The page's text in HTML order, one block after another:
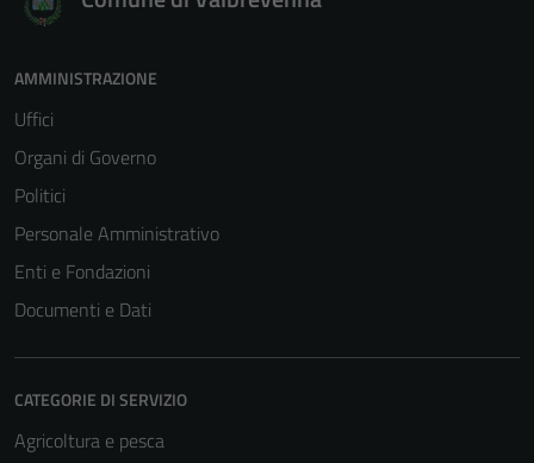
AMMINISTRAZIONE
Uffici
Organi di Governo
Politici
Personale Amministrativo
Enti e Fondazioni
Documenti e Dati
CATEGORIE DI SERVIZIO
Agricoltura e pesca